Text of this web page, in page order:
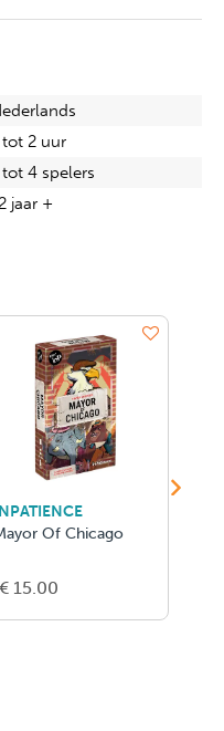
tot 2 uur
tot 4 spelers
jaar +
Of Chicago
€ 15.00